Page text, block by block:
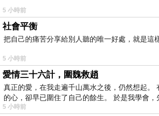
5 小時前
社會平衡
把自己的痛苦分享給別人聽的唯一好處，就是這
5 小時前
愛情三十六計，圍魏救趙
真正的愛，在我走遍千山萬水之後，仍然想起。
的心，卻早已圍住了自己的餘生。 於是我學會
5 小時前